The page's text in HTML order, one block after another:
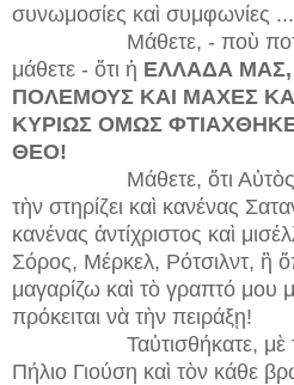
συνωμοσίες καὶ συμφωνίες
Μάθετε, - ποὺ
μάθετε - ὅτι ἡ ΕΛΛΑΔΑ
ΠΟΛΕΜΟΥΣ ΚΑΙ ΜΑΧΕΣ
ΚΥΡΙΩΣ ΟΜΩΣ
ΘΕΟ!
Μάθετε, ὅτι
τὴν στηρίζει καὶ κανένας
κανένας ἀντίχριστος καὶ
Σόρος, Μέρκελ, Ρότσιλντ, ἢ
μαγαρίζω καὶ τὸ γραπτό μου
πρόκειται νὰ τὴν πειράξῃ!
Ταὐτισθήκατε, μὲ
Πήλιο Γιούση καὶ τὸν κάθε